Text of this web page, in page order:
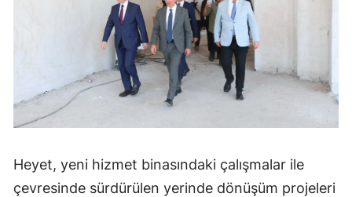
Heyet, yeni hizmet binasındaki çalışmalar ile
çevresinde sürdürülen yerinde dönüşüm projeleri